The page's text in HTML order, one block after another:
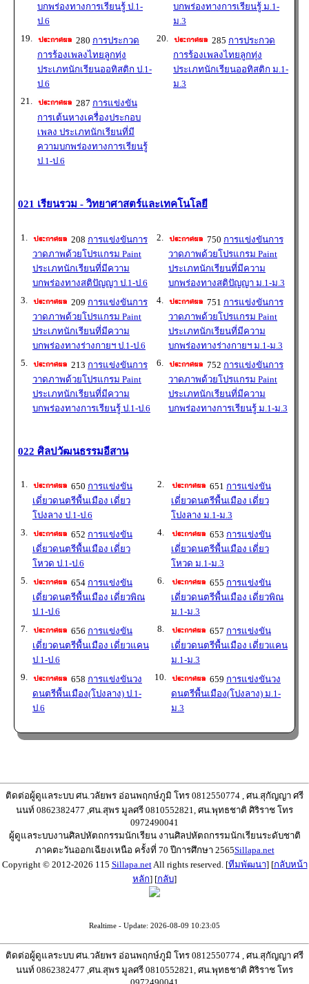
บกพร่องทางการเรียนรู้ ป.1-
ป.6
บกพร่องทางการเรียนรู้ ม.1-
ม.3
19.
280 การประกวด
การร้องเพลงไทยลูกทุ่ง
ประเภทนักเรียนออทิสติก ป.1-
ป.6
20. 285 การประกวด
การร้องเพลงไทยลูกทุ่ง
ประเภทนักเรียนออทิสติก ม.1-
ม.3
21.
287 การแข่งขัน
การเต้นหางเครื่องประกอบ
เพลง ประเภทนักเรียนที่มี
ความบกพร่องทางการเรียนรู้
ป.1-ป.6
021 เรียนรวม - วิทยาศาสตร์และเทคโนโลยี
1. 208 การแข่งขันการ
วาดภาพด้วยโปรแกรม Paint
ประเภทนักเรียนที่มีความ
บกพร่องทางสติปัญญา ป.1-ป.6
2. 750 การแข่งขันการ
วาดภาพด้วยโปรแกรม Paint
ประเภทนักเรียนที่มีความ
บกพร่องทางสติปัญญา ม.1-ม.3
3.
209 การแข่งขันการ
วาดภาพด้วยโปรแกรม Paint
ประเภทนักเรียนที่มีความ
บกพร่องทางร่างกายฯ ป.1-ป.6
4. 751 การแข่งขันการ
วาดภาพด้วยโปรแกรม Paint
ประเภทนักเรียนที่มีความ
บกพร่องทางร่างกายฯ ม.1-ม.3
5.
213 การแข่งขันการ
วาดภาพด้วยโปรแกรม Paint
ประเภทนักเรียนที่มีความ
บกพร่องทางการเรียนรู้ ป.1-ป.6
6. 752 การแข่งขันการ
วาดภาพด้วยโปรแกรม Paint
ประเภทนักเรียนที่มีความ
บกพร่องทางการเรียนรู้ ม.1-ม.3
022 ศิลปวัฒนธรรมอีสาน
1. 650 การแข่งขัน
เดี่ยวดนตรีพื้นเมือง เดี่ยว
โปงลาง ป.1-ป.6
2. 651 การแข่งขัน
เดี่ยวดนตรีพื้นเมือง เดี่ยว
โปงลาง ม.1-ม.3
3.
652 การแข่งขัน
เดี่ยวดนตรีพื้นเมือง เดี่ยว
โหวด ป.1-ป.6
4. 653 การแข่งขัน
เดี่ยวดนตรีพื้นเมือง เดี่ยว
โหวด ม.1-ม.3
5.
654 การแข่งขัน
เดี่ยวดนตรีพื้นเมือง เดี่ยวพิณ
ป.1-ป.6
6. 655 การแข่งขัน
เดี่ยวดนตรีพื้นเมือง เดี่ยวพิณ
ม.1-ม.3
7.
656 การแข่งขัน
เดี่ยวดนตรีพื้นเมือง เดี่ยวแคน
ป.1-ป.6
8. 657 การแข่งขัน
เดี่ยวดนตรีพื้นเมือง เดี่ยวแคน
ม.1-ม.3
9.
658 การแข่งขันวง
ดนตรีพื้นเมือง(โปงลาง) ป.1-
ป.6
10. 659 การแข่งขันวง
ดนตรีพื้นเมือง(โปงลาง) ม.1-
ม.3
ติดต่อผู้ดูแลระบบ ศน.วลัยพร อ่อนพฤกษ์ภูมิ โทร 0812550774 , ศน.สุกัญญา ศรี
นนท์ 0862382477 ,ศน.สุพร มูลศรี 0810552821, ศน.พุทธชาติ ศิริราช โทร
0972490041
ผู้ดูแลระบบงานศิลปหัตถกรรมนักเรียน งานศิลปหัตถกรรมนักเรียนระดับชาติ
ภาคตะวันออกเฉียงเหนือ ครั้งที่ 70 ปีการศึกษา 2565Sillapa.net
Copyright © 2012-2026 115 Sillapa.netAll rights reserved. [ทีมพัฒนา] [กลับหน้า
หลัก] [กลับ]
Realtime - Update: 2026-08-09 10:23:05
ติดต่อผู้ดูแลระบบ ศน.วลัยพร อ่อนพฤกษ์ภูมิ โทร 0812550774 , ศน.สุกัญญา ศรี
นนท์ 0862382477 ,ศน.สุพร มูลศรี 0810552821, ศน.พุทธชาติ ศิริราช โทร